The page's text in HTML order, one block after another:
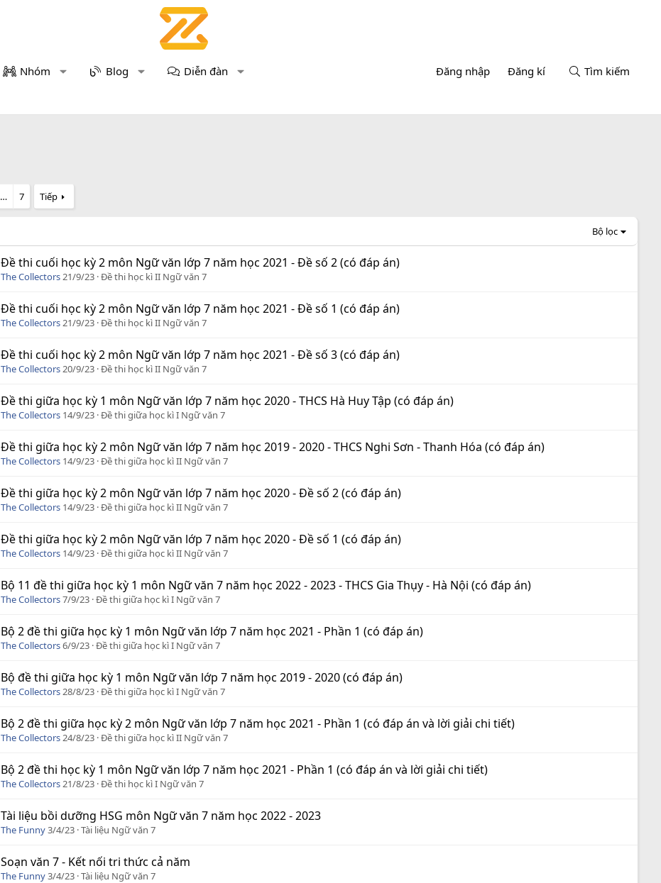
Nhóm Blog Diễn đàn Đăng nhập Đăng kí Tìm kiếm
… 7 Tiếp
Bộ lọc
Đề thi cuối học kỳ 2 môn Ngữ văn lớp 7 năm học 2021 - Đề số 2 (có đáp án)
The Collectors21/9/23 Đề thi học kì II Ngữ văn 7
Đề thi cuối học kỳ 2 môn Ngữ văn lớp 7 năm học 2021 - Đề số 1 (có đáp án)
The Collectors21/9/23 Đề thi học kì II Ngữ văn 7
Đề thi cuối học kỳ 2 môn Ngữ văn lớp 7 năm học 2021 - Đề số 3 (có đáp án)
The Collectors20/9/23 Đề thi học kì II Ngữ văn 7
Đề thi giữa học kỳ 1 môn Ngữ văn lớp 7 năm học 2020 - THCS Hà Huy Tập (có đáp án)
The Collectors 14/9/23 Đề thi giữa học kì I Ngữ văn 7
Đề thi giữa học kỳ 2 môn Ngữ văn lớp 7 năm học 2019 - 2020 - THCS Nghi Sơn - Thanh Hóa (có đáp án)
The Collectors 14/9/23 Đề thi giữa học kì II Ngữ văn 7
Đề thi giữa học kỳ 2 môn Ngữ văn lớp 7 năm học 2020 - Đề số 2 (có đáp án)
The Collectors 14/9/23 Đề thi giữa học kì II Ngữ văn 7
Đề thi giữa học kỳ 2 môn Ngữ văn lớp 7 năm học 2020 - Đề số 1 (có đáp án)
The Collectors 14/9/23 Đề thi giữa học kì II Ngữ văn 7
Bộ 11 đề thi giữa học kỳ 1 môn Ngữ văn 7 năm học 2022 - 2023 - THCS Gia Thụy - Hà Nội (có đáp án)
The Collectors7/9/23 Đề thi giữa học kì I Ngữ văn 7
Bộ 2 đề thi giữa học kỳ 1 môn Ngữ văn lớp 7 năm học 2021 - Phần 1 (có đáp án)
The Collectors6/9/23 Đề thi giữa học kì I Ngữ văn 7
Bộ đề thi giữa học kỳ 1 môn Ngữ văn lớp 7 năm học 2019 - 2020 (có đáp án)
The Collectors28/8/23 Đề thi giữa học kì I Ngữ văn 7
Bộ 2 đề thi giữa học kỳ 2 môn Ngữ văn lớp 7 năm học 2021 - Phần 1 (có đáp án và lời giải chi tiết)
The Collectors24/8/23 Đề thi giữa học kì II Ngữ văn 7
Bộ 2 đề thi học kỳ 1 môn Ngữ văn lớp 7 năm học 2021 - Phần 1 (có đáp án và lời giải chi tiết)
The Collectors21/8/23 Đề thi học kì I Ngữ văn 7
Tài liệu bồi dưỡng HSG môn Ngữ văn 7 năm học 2022 - 2023
The Funny3/4/23 Tài liệu Ngữ văn 7
Soạn văn 7 - Kết nối tri thức cả năm
The Funny3/4/23 Tài liệu Ngữ văn 7